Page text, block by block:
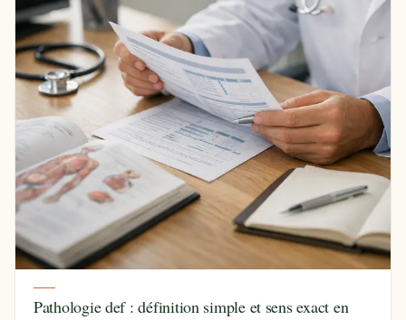
Pathologie def : définition simple et sens exact en